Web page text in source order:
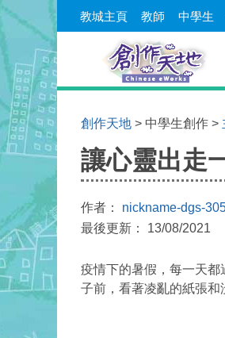
教城主頁 教師 中學生
創作天地 > 中學生創作 >
讓心靈出走
作者： nickname-dgs-
最後更新： 13/08/2021
疫情下的暑假，每一天
子前，看著凌亂的紙張和